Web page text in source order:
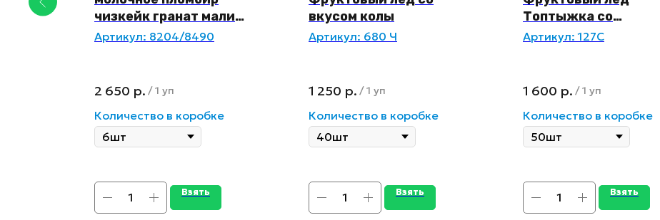
чизкейк гранат малина
5 слоев
Артикул: 8204/8490
2 650 р. /1 уп
Количество в коробке
Взять
вкусом колы
Артикул: 680 Ч
1 250 р. /1 уп
Количество в коробке
Взять
Топтыжка со
взрывной карамелью
Артикул:127С
1 600 р. /1 уп
Количество в коробке
Взять